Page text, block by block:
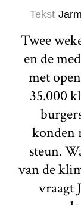
Tekst
Twee
en de
met
35.000
konden
steun.
van de
vraagt